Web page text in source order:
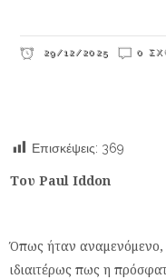
29/12/2025 0
Επισκέψεις: 369
Του Paul Iddon
Όπως ήταν αναμενόμενο,
ιδιαιτέρως πως η